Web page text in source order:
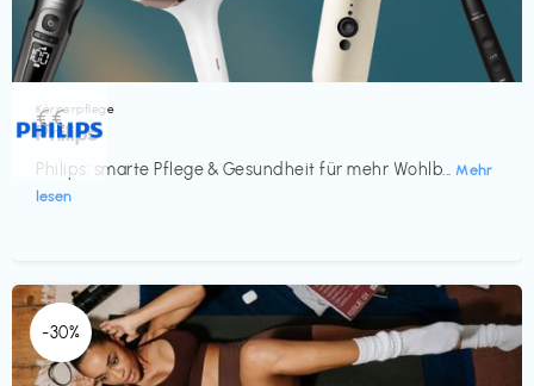
Körperpflege
Philips
Philips: smarte Pflege & Gesundheit für mehr Wohlb... Mehr
lesen
€€‎
-30%